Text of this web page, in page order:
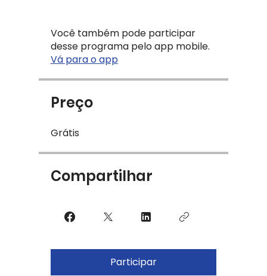
Você também pode participar
desse programa pelo app mobile.
Vá para o app
Preço
Grátis
Compartilhar
Participar